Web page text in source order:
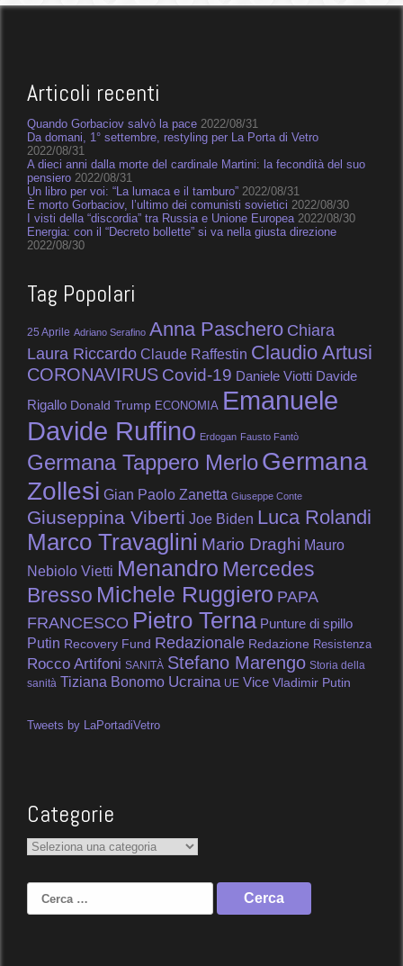
Articoli recenti
Quando Gorbaciov salvò la pace 2022/08/31
Da domani, 1° settembre, restyling per La Porta di Vetro
2022/08/31
A dieci anni dalla morte del cardinale Martini: la fecondità del suo
pensiero 2022/08/31
Un libro per voi: “La lumaca e il tamburo” 2022/08/31
È morto Gorbaciov, l’ultimo dei comunisti sovietici 2022/08/30
I visti della “discordia” tra Russia e Unione Europea 2022/08/30
Energia: con il “Decreto bollette” si va nella giusta direzione
2022/08/30
Tag Popolari
25 Aprile Adriano Serafino Anna Paschero Chiara
Laura Riccardo Claude Raffestin Claudio Artusi
CORONAVIRUS Covid-19 Daniele Viotti Davide
Rigallo Donald Trump ECONOMIA Emanuele
Davide Ruffino Erdogan Fausto Fantò
Germana Tappero MerloGermana
Zollesi Gian Paolo Zanetta Giuseppe Conte
Giuseppina Viberti Joe Biden Luca Rolandi
Marco Travaglini Mario Draghi Mauro
Nebiolo Vietti Menandro Mercedes
Bresso Michele Ruggiero PAPA
FRANCESCO Pietro Terna Punture di spillo
Putin Recovery Fund Redazionale Redazione Resistenza
Rocco Artifoni SANITÀ Stefano Marengo Storia della
sanità Tiziana Bonomo Ucraina UE Vice Vladimir Putin
Tweets by LaPortadiVetro
Categorie
Categorie
Ricerca
per: